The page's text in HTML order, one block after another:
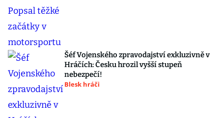
Šéf Vojenského zpravodajství exkluzivně v
Hráčích: Česku hrozil vyšší stupeň
nebezpečí!
Blesk hráči